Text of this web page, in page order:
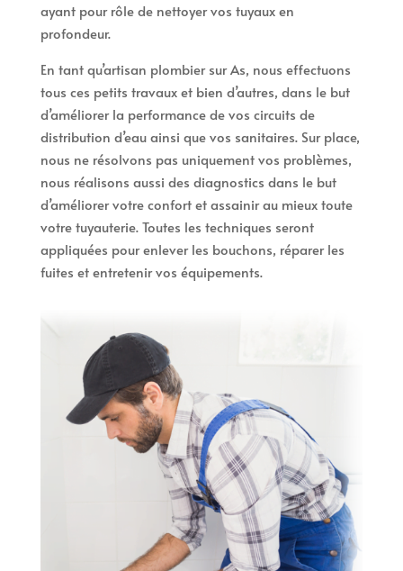
ayant pour rôle de nettoyer vos tuyaux en
profondeur.
En tant qu’artisan plombier sur As, nous effectuons
tous ces petits travaux et bien d’autres, dans le but
d’améliorer la performance de vos circuits de
distribution d’eau ainsi que vos sanitaires. Sur place,
nous ne résolvons pas uniquement vos problèmes,
nous réalisons aussi des diagnostics dans le but
d’améliorer votre confort et assainir au mieux toute
votre tuyauterie. Toutes les techniques seront
appliquées pour enlever les bouchons, réparer les
fuites et entretenir vos équipements.